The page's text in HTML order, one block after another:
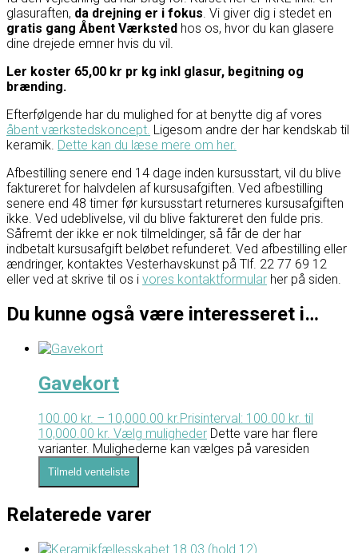
glasuraften, da drejning er i fokus. Vi giver dig i stedet en
gratis gang Åbent Værksted hos os, hvor du kan glasere
dine drejede emner hvis du vil.
Ler koster 65,00 kr pr kg inkl glasur, begitning og
brænding.
Efterfølgende har du mulighed for at benytte dig af vores
åbent værkstedskoncept. Ligesom andre der har kendskab til
keramik. Dette kan du læse mere om her.
Afbestilling senere end 14 dage inden kursusstart, vil du blive
faktureret for halvdelen af kursusafgiften. Ved afbestilling
senere end 48 timer før kursusstart returneres kursusafgiften
ikke. Ved udeblivelse, vil du blive faktureret den fulde pris.
Såfremt der ikke er nok tilmeldinger, så får de der har
indbetalt kursusafgift beløbet refunderet. Ved afbestilling eller
ændringer, kontaktes Vesterhavskunst på Tlf. 22 77 69 12
eller ved at skrive til os i vores kontaktformular her på siden.
Du kunne også være interesseret i…
Gavekort
100.00 kr. – 10,000.00 kr.Prisinterval: 100.00 kr. til
10,000.00 kr. Vælg muligheder Dette vare har flere
varianter. Mulighederne kan vælges på varesiden
Tilmeld venteliste
Relaterede varer